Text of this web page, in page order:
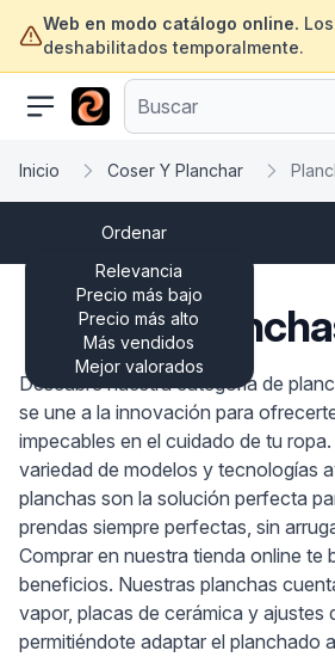
Web en modo catálogo online.
deshabilitados temporalmente.
ofertasinformatica.com
Inicio Coser Y Planchar
Ordenar
Relevancia
Precio más bajo
Precio más alto
Más vendidos
Mejor valorados
Descubre nuestra categoría de
se une a la innovación para
impecables en el cuidado de tu
variedad de modelos y tecnologías
planchas son la solución perfecta
prendas siempre perfectas, sin
Comprar en nuestra tienda online te
beneficios. Nuestras planchas
vapor, placas de cerámica y ajustes
permitiéndote adaptar el planchado